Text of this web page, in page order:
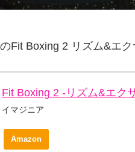
Fit Boxing 2 リズム&エ
Fit Boxing 2 -リズム&エク
イマジニア
Amazon